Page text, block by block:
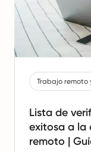
Trabajo
Lista de
exitosa a la
remoto |